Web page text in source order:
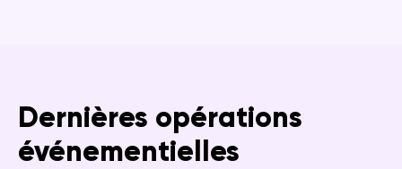
Dernières opérations
événementielles